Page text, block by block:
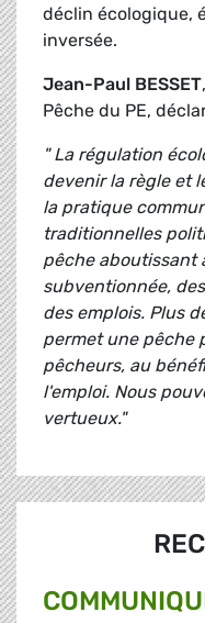
déclin écologique,
inversée.
Jean-Paul BESSET
Pêche du PE,
" La régulation
devenir la règle et
la pratique
traditionnelles
pêche aboutissant
subventionnée,
des emplois. Plus
permet une pêche
pêcheurs, au
l'emploi. Nous
vertueux."